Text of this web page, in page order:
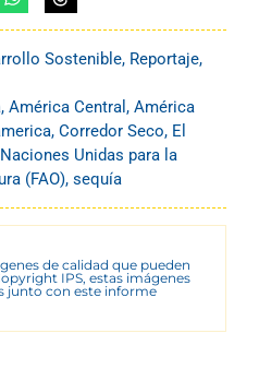
Sostenible, Reportaje,
, América Central , América
, Corredor Seco, El
Unidas para la
(FAO), sequía
de calidad que pueden
IPS, estas imágenes
junto con este informe